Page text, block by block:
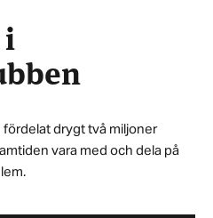
i
fördelat drygt två miljoner
vara med och dela på